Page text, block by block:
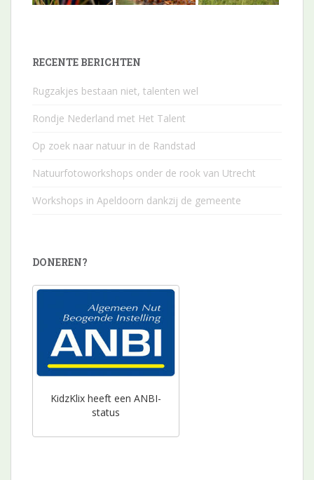
RECENTE BERICHTEN
Rugzakjes bestaan niet, talenten wel
Rondje Nederland met Het Talent
Op zoek naar natuur in de Randstad
Natuurfotoworkshops onder de rook van Utrecht
Workshops in Apeldoorn dankzij de gemeente
DONEREN?
KidzKlix heeft een ANBI-
status